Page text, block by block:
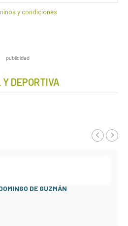
y condiciones
publicidad
DEPORTIVA
DE GUZMÁN